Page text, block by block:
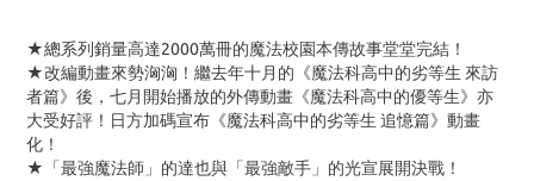
★總系列銷量高達2000萬冊的魔法校園本傳故事堂堂完結！
★改編動畫來勢洶洶！繼去年十月的《魔法科高中的劣等生 來訪
者篇》後，七月開始播放的外傳動畫《魔法科高中的優等生》亦
大受好評！日方加碼宣布《魔法科高中的劣等生 追憶篇》動畫
化！
★「最強魔法師」的達也與「最強敵手」的光宣展開決戰！